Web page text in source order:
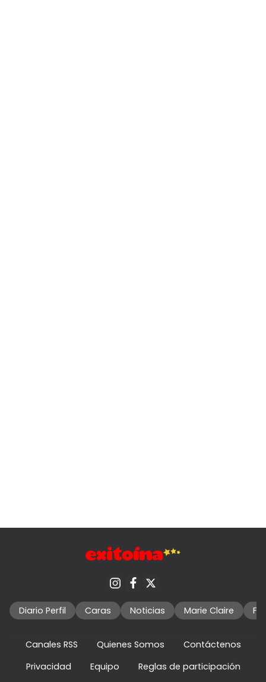
Diario Perfil Caras Noticias Marie Claire
Canales RSS Quienes Somos
Contáctenos
Privacidad
Equipo Reglas de participación